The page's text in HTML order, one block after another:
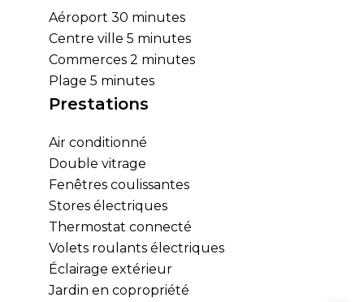
Aéroport 30 minutes
Centre ville 5 minutes
Commerces 2 minutes
Plage 5 minutes
Prestations
Air conditionné
Double vitrage
Fenêtres coulissantes
Stores électriques
Thermostat connecté
Volets roulants électriques
Éclairage extérieur
Jardin en copropriété